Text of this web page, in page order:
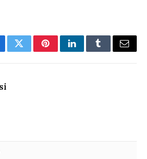
TwitterPinterestLinkedInTumblrEmail